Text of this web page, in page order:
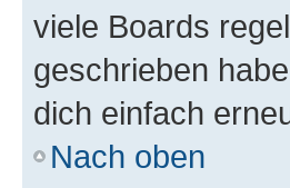
viele Boards
geschrieben
dich einfach
Nach oben